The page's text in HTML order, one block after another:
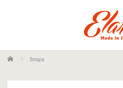
ホーム Straps